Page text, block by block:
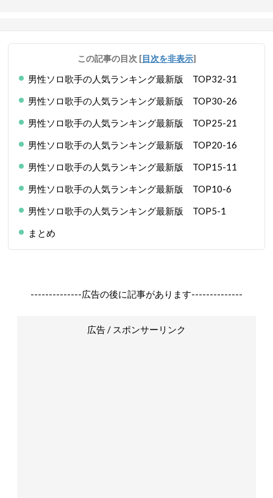
この記事の目次 [目次を非表示]
男性ソロ歌手の人気ランキング最新版 TOP32-31
男性ソロ歌手の人気ランキング最新版 TOP30-26
男性ソロ歌手の人気ランキング最新版 TOP25-21
男性ソロ歌手の人気ランキング最新版 TOP20-16
男性ソロ歌手の人気ランキング最新版 TOP15-11
男性ソロ歌手の人気ランキング最新版 TOP10-6
男性ソロ歌手の人気ランキング最新版 TOP5-1
まとめ
--------------広告の後に記事があります--------------
広告 / スポンサーリンク